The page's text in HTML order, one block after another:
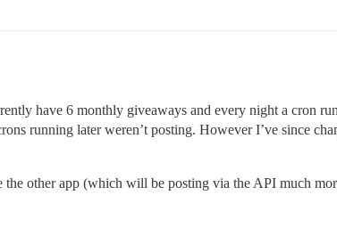
have 6 monthly giveaways and every night a cron
running later weren’t posting. However I’ve since
the other app (which will be posting via the API much